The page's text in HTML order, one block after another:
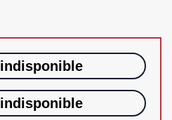
indisponible
indisponible